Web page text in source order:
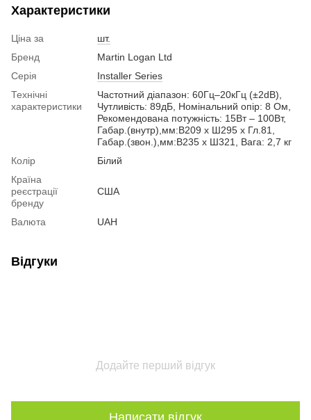
Характеристики
Ціна за
шт.
Бренд
Martin Logan Ltd
Серія
Installer Series
Технічні
характеристики
Частотний діапазон: 60Гц–20кГц (±2dB),
Чутливість: 89дБ, Номінальний опір: 8 Ом,
Рекомендована потужність: 15Вт – 100Вт,
Габар.(внутр),мм:В209 x Ш295 x Гл.81,
Габар.(звон.),мм:В235 x Ш321, Вага: 2,7 кг
Колір
Білий
Країна
реєстрації
бренду
США
Валюта UAH
Відгуки
Додайте перший відгук